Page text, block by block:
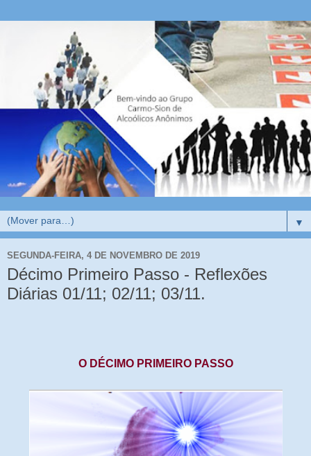
▼
SEGUNDA-FEIRA, 4 DE NOVEMBRO DE 2019
Décimo Primeiro Passo - Reflexões
Diárias 01/11; 02/11; 03/11.
O DÉCIMO PRIMEIRO PASSO